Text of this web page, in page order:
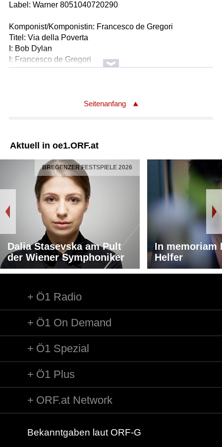
Label: Warner 8051040720290
Komponist/Komponistin: Francesco de Gregori
Titel: Via della Poverta
I: Bob Dylan
I: Francesco de Gregori
Label: Sony 88751 26882
Titel: Straniero (Eigenaufnahme, unveröffentlicht)
Komponist/Komponistin: Adriano Celentano
Titel: Svalutation
I: Celentano
I: Beretta
I: Pallavicini
I: Santercole
Label: Ariola 17066 AT
Seitenanfang
Aktuell in oe1.ORF.at
BREGENZER FESTSPIELE 2026
Dalia Stasevska am Pult
der Wiener Symphoniker
In memoriam
Helfer
Ö1 Radio
Ö1 On Demand
Ö1 Spezial
Ö1 Plus
ORF.at Network
Bekanntgaben laut ORF-G